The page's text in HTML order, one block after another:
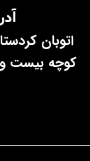
اتوبان
کوچه بیست